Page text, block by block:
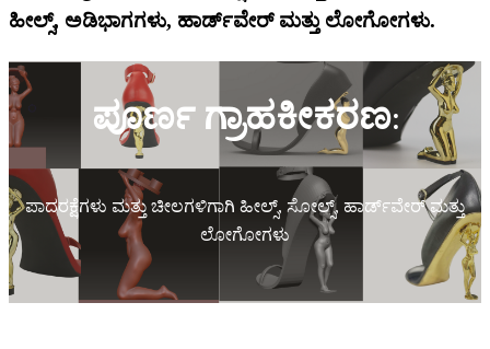
ಹೀಲ್ಸ್, ಅಡಿಭಾಗಗಳು, ಹಾರ್ಡ್‌ವೇರ್ ಮತ್ತು ಲೋಗೋಗಳು.
ಪೂರ್ಣ ಗ್ರಾಹಕೀಕರಣ:
ಪಾದರಕ್ಷೆಗಳು ಮತ್ತು ಚೀಲಗಳಿಗಾಗಿ ಹೀಲ್ಸ್, ಸೋಲ್ಸ್, ಹಾರ್ಡ್‌ವೇರ್ ಮತ್ತು
ಲೋಗೋಗಳು